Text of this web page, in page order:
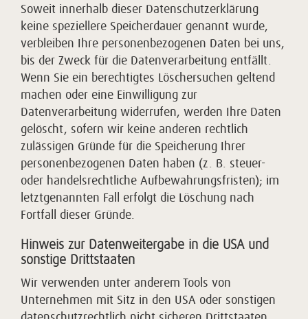
Soweit innerhalb dieser Datenschutzerklärung
keine speziellere Speicherdauer genannt wurde,
verbleiben Ihre personenbezogenen Daten bei uns,
bis der Zweck für die Datenverarbeitung entfällt.
Wenn Sie ein berechtigtes Löschersuchen geltend
machen oder eine Einwilligung zur
Datenverarbeitung widerrufen, werden Ihre Daten
gelöscht, sofern wir keine anderen rechtlich
zulässigen Gründe für die Speicherung Ihrer
personenbezogenen Daten haben (z. B. steuer-
oder handelsrechtliche Aufbewahrungsfristen); im
letztgenannten Fall erfolgt die Löschung nach
Fortfall dieser Gründe.
Hinweis zur Datenweitergabe in die USA und
sonstige Drittstaaten
Wir verwenden unter anderem Tools von
Unternehmen mit Sitz in den USA oder sonstigen